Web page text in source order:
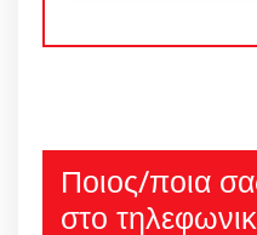
Ποιος/ποια
στο